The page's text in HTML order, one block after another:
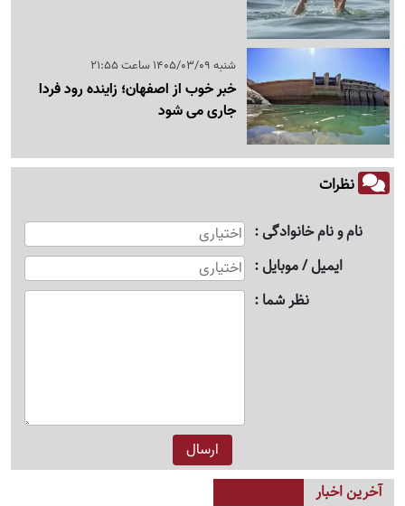
شنبه 1405/03/09 ساعت 21:55
خبر خوب از اصفهان؛ زاینده رود فردا
جاری می شود
نظرات
نام و نام خانوادگی
ایمیل / موبایل
نظر شما
آخرین اخبار